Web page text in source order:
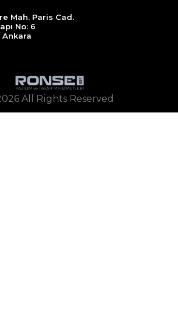
Mah. Paris Cad.
No: 6
Ankara
All Rights Reserved